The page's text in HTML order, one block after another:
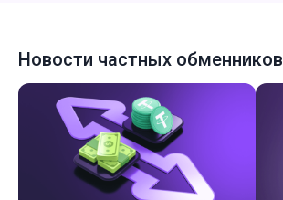
Новости частных обменников